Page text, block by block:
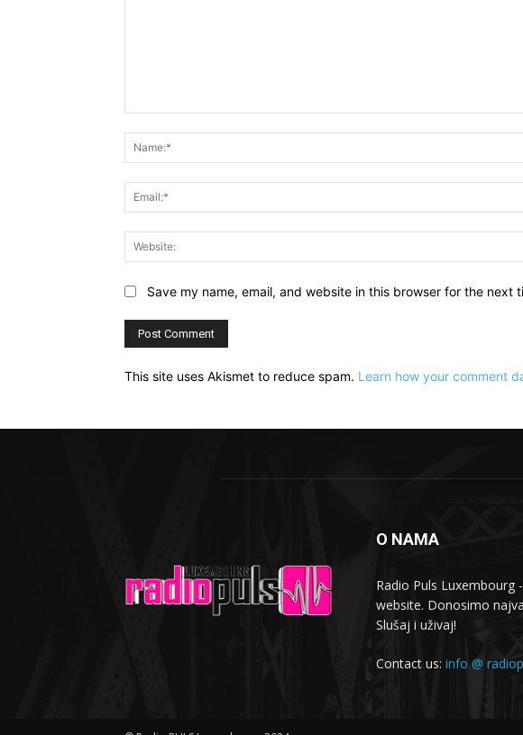
Save my name, email, and website in this browser for the next
This site uses Akismet to reduce spam. Learn how your comment
O NAMA
Radio Puls Luxembourg
website. Donosimo
Slušaj i uživaj!
Contact us: info @